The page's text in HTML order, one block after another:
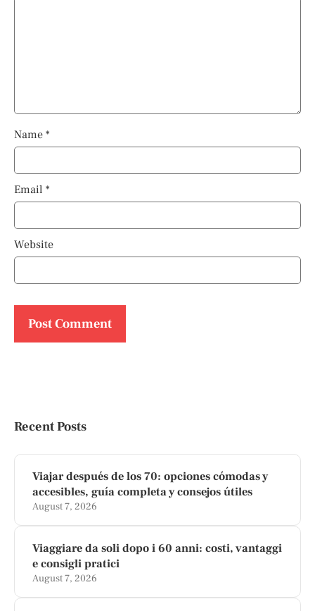
Name *
Email *
Website
Recent Posts
Viajar después de los 70: opciones cómodas y
accesibles, guía completa y consejos útiles
August 7, 2026
Viaggiare da soli dopo i 60 anni: costi, vantaggi
e consigli pratici
August 7, 2026